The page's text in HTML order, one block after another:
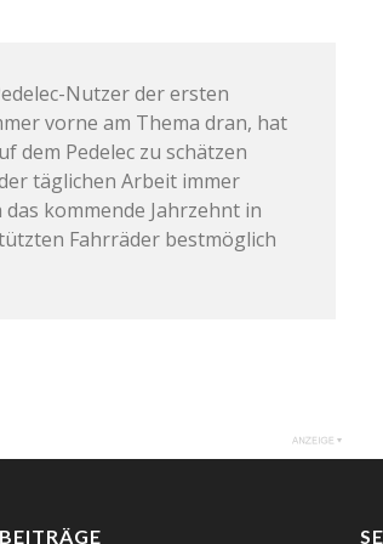
Nutzer der ersten
vorne am Thema dran, hat
dem Pedelec zu schätzen
täglichen Arbeit immer
kommende Jahrzehnt in
Fahrräder bestmöglich